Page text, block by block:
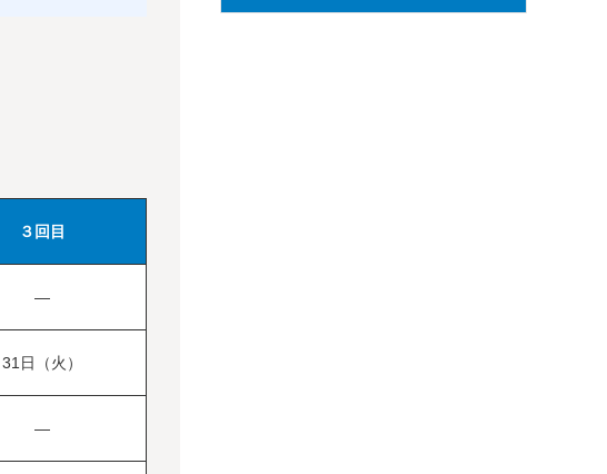
３回目
—
31日（火）
—